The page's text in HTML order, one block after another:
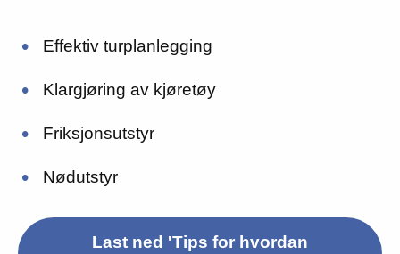
Effektiv turplanlegging
Klargjøring av kjøretøy
Friksjonsutstyr
Nødutstyr
Last ned 'Tips for hvordan